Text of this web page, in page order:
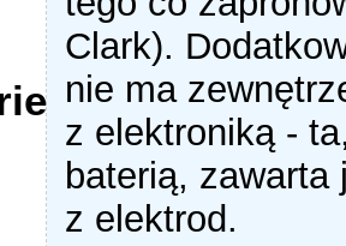
Clark).
nie ma
z elektroniką -
baterią, zawarta
z elektrod.